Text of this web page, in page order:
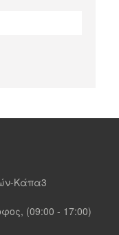
Κάπα3
(09:00 - 17:00)